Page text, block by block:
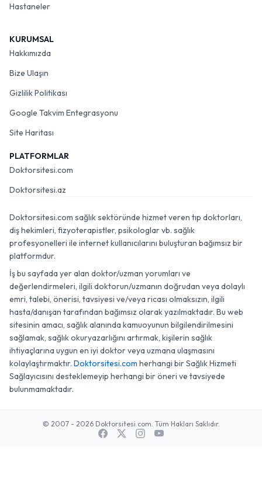
Hastaneler
KURUMSAL
Hakkımızda
Bize Ulaşın
Gizlilik Politikası
Google Takvim Entegrasyonu
Site Haritası
PLATFORMLAR
Doktorsitesi.com
Doktorsitesi.az
Doktorsitesi.com sağlık sektöründe hizmet veren tıp doktorları,
diş hekimleri, fizyoterapistler, psikologlar vb. sağlık
profesyonelleri ile internet kullanıcılarını buluşturan bağımsız bir
platformdur.
İş bu sayfada yer alan doktor/uzman yorumları ve
değerlendirmeleri, ilgili doktorun/uzmanın doğrudan veya dolaylı
emri, talebi, önerisi, tavsiyesi ve/veya ricası olmaksızın, ilgili
hasta/danışan tarafından bağımsız olarak yazılmaktadır. Bu web
sitesinin amacı, sağlık alanında kamuoyunun bilgilendirilmesini
sağlamak, sağlık okuryazarlığını artırmak, kişilerin sağlık
ihtiyaçlarına uygun en iyi doktor veya uzmana ulaşmasını
kolaylaştırmaktır. Doktorsitesi.com herhangi bir Sağlık Hizmeti
Sağlayıcısını desteklemeyip herhangi bir öneri ve tavsiyede
bulunmamaktadır.
© 2007 - 2026 Doktorsitesi.com. Tüm Hakları Saklıdır.